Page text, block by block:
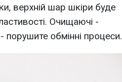
верхній шар шкіри буде
Очищаючі -
порушите обмінні процеси.